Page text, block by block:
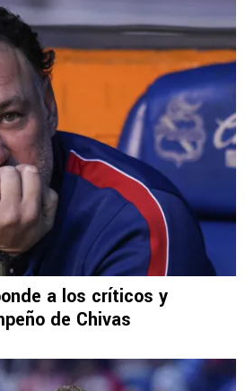
a los críticos y
de Chivas